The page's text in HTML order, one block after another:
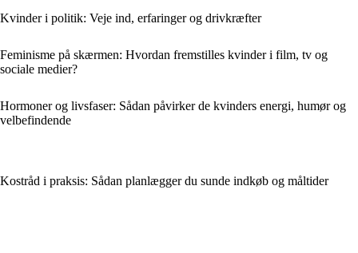
Kvinder i politik: Veje ind, erfaringer og drivkræfter
Feminisme på skærmen: Hvordan fremstilles kvinder i film, tv og
sociale medier?
Hormoner og livsfaser: Sådan påvirker de kvinders energi, humør og
velbefindende
Kostråd i praksis: Sådan planlægger du sunde indkøb og måltider